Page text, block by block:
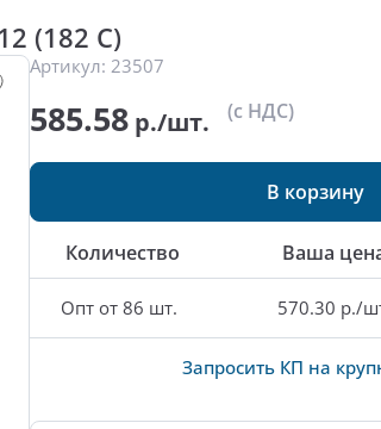
(182 С)
Артикул: 23507
585.58 р./шт. (с НДС)
В корзину
Количество Ваша
Опт от 86 шт. 570.30 р./
Запросить КП на